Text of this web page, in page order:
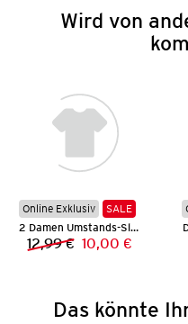
Wird von
Online Exklusiv
SALE
2 Damen Umstands-Slips
Vorheriger
12,99 € Neuer Preis:
10,00 €
Das könnte